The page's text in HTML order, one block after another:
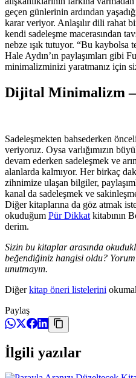
geçen günlerinin ardından
karar veriyor. Anlaşılır dili rahat
kendi sadeleşme macerasından
nebze ışık tutuyor. “Bu kaybolsa
Hale Aydın’ın paylaşımları gibi
minimalizminizi yaratmanız için
Dijital Minimalizm
Sadeleşmekten bahsederken
veriyoruz. Oysa varlığımızın
devam ederken sadeleşmek ve
alanlarda kalmıyor. Her birkaç
zihnimize ulaşan bilgiler,
kanal da sadeleşmek ve
Diğer kitaplarına da göz atmak
okuduğum Pür Dikkat kitabının
derim.
Sizin bu kitaplar arasında
beğendiğiniz hangisi oldu?
unutmayın.
Diğerkitap öneri listelerini
Paylaş
İlgili yazılar